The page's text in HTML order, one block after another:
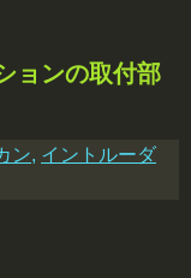
ョンの取付部
ン, イントルーダ